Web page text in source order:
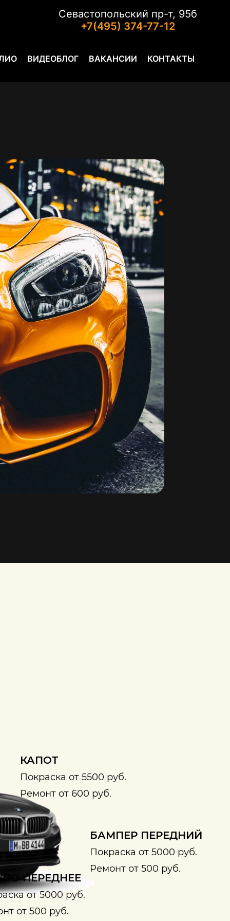
Севастопольский пр-т, 95б
+7(495) 374-77-12
ВИДЕОБЛОГ ВАКАНСИИ КОНТАКТЫ
КАПОТ
Покраска от 5500 руб.
Ремонт от 600 руб.
БАМПЕР ПЕРЕДНИЙ
Покраска от 5000 руб.
Ремонт от 500 руб.
ПЕРЕДНЕЕ
от 5000 руб.
от 500 руб.